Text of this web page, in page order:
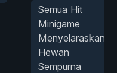
Semua Hit
Minigame
Menyelaraskan
Hewan
Sempurna